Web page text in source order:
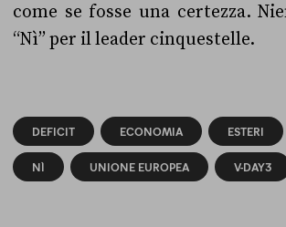
come se fosse una certezza.
“Nì” per il leader cinquestelle.
DEFICIT ECONOMIA ESTERI
NÌ UNIONE EUROPEA V-DAY3